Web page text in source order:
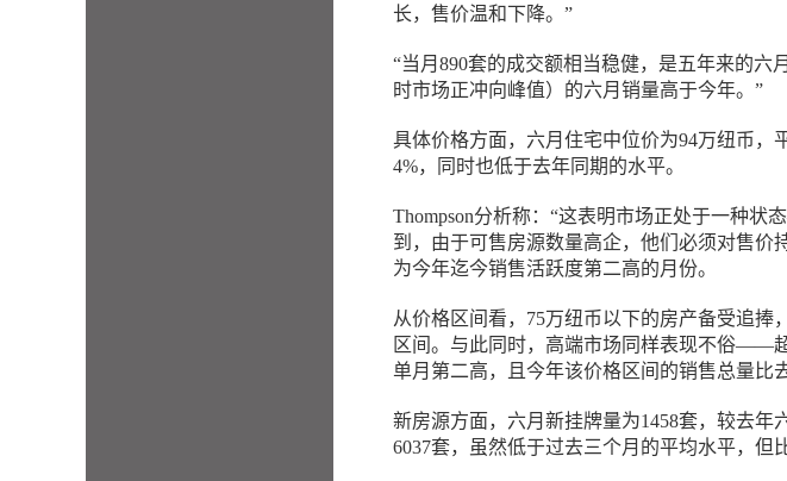
长，售价温和下降。”
“当月890套的成交额相当稳健，是五年来的六
时市场正冲向峰值）的六月销量高于今年。”
具体价格方面，六月住宅中位价为94万纽币，
4%，同时也低于去年同期的水平。
Thompson分析称：“这表明市场正处于一种
到，由于可售房源数量高企，他们必须对售价
为今年迄今销售活跃度第二高的月份。
从价格区间看，75万纽币以下的房产备受追捧
区间。与此同时，高端市场同样表现不俗——
单月第二高，且今年该价格区间的销售总量比
新房源方面，六月新挂牌量为1458套，较去年
6037套，虽然低于过去三个月的平均水平，但